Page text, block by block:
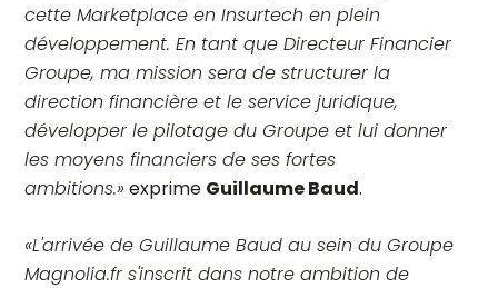
cette Marketplace en Insurtech en plein
développement. En tant que Directeur Financier
Groupe, ma mission sera de structurer la
direction financière et le service juridique,
développer le pilotage du Groupe et lui donner
les moyens financiers de ses fortes
ambitions.» exprime Guillaume Baud.
«L'arrivée de Guillaume Baud au sein du Groupe
Magnolia.fr s'inscrit dans notre ambition de